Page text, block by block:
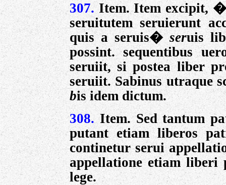
307. Item. Item excipit,
seruitutem seruierunt
quis a seruis�seruis
possint. sequentibus
seruiit, si postea liber
seruiit. Sabinus utraque
bis idem dictum.
308. Item. Sed tantum
putant etiam liberos
continetur serui
appellatione etiam
lege.